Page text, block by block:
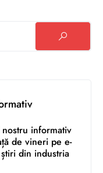
informativ
de vineri pe e-
din industria